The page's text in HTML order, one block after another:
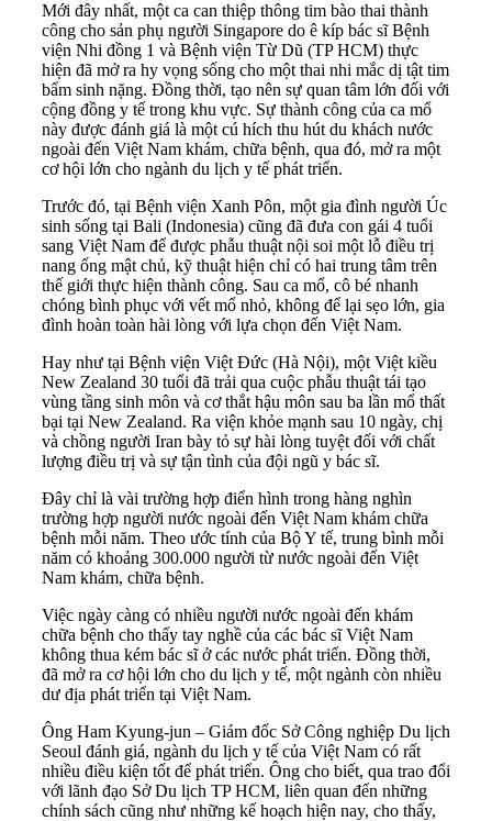
Mới đây nhất, một ca can thiệp thông tim bào thai thành
công cho sản phụ người Singapore do ê kíp bác sĩ Bệnh
viện Nhi đồng 1 và Bệnh viện Từ Dũ (TP HCM) thực
hiện đã mở ra hy vọng sống cho một thai nhi mắc dị tật tim
bẩm sinh nặng. Đồng thời, tạo nên sự quan tâm lớn đối với
cộng đồng y tế trong khu vực. Sự thành công của ca mổ
này được đánh giá là một cú hích thu hút du khách nước
ngoài đến Việt Nam khám, chữa bệnh, qua đó, mở ra một
cơ hội lớn cho ngành du lịch y tế phát triển.
Trước đó, tại Bệnh viện Xanh Pôn, một gia đình người Úc
sinh sống tại Bali (Indonesia) cũng đã đưa con gái 4 tuổi
sang Việt Nam để được phẫu thuật nội soi một lỗ điều trị
nang ống mật chủ, kỹ thuật hiện chỉ có hai trung tâm trên
thế giới thực hiện thành công. Sau ca mổ, cô bé nhanh
chóng bình phục với vết mổ nhỏ, không để lại sẹo lớn, gia
đình hoàn toàn hài lòng với lựa chọn đến Việt Nam.
Hay như tại Bệnh viện Việt Đức (Hà Nội), một Việt kiều
New Zealand 30 tuổi đã trải qua cuộc phẫu thuật tái tạo
vùng tầng sinh môn và cơ thắt hậu môn sau ba lần mổ thất
bại tại New Zealand. Ra viện khỏe mạnh sau 10 ngày, chị
và chồng người Iran bày tỏ sự hài lòng tuyệt đối với chất
lượng điều trị và sự tận tình của đội ngũ y bác sĩ.
Đây chỉ là vài trường hợp điển hình trong hàng nghìn
trường hợp người nước ngoài đến Việt Nam khám chữa
bệnh mỗi năm. Theo ước tính của Bộ Y tế, trung bình mỗi
năm có khoảng 300.000 người từ nước ngoài đến Việt
Nam khám, chữa bệnh.
Việc ngày càng có nhiều người nước ngoài đến khám
chữa bệnh cho thấy tay nghề của các bác sĩ Việt Nam
không thua kém bác sĩ ở các nước phát triển. Đồng thời,
đã mở ra cơ hội lớn cho du lịch y tế, một ngành còn nhiều
dư địa phát triển tại Việt Nam.
Ông Ham Kyung-jun – Giám đốc Sở Công nghiệp Du lịch
Seoul đánh giá, ngành du lịch y tế của Việt Nam có rất
nhiều điều kiện tốt để phát triển. Ông cho biết, qua trao đổi
với lãnh đạo Sở Du lịch TP HCM, liên quan đến những
chính sách cũng như những kế hoạch hiện nay, cho thấy,